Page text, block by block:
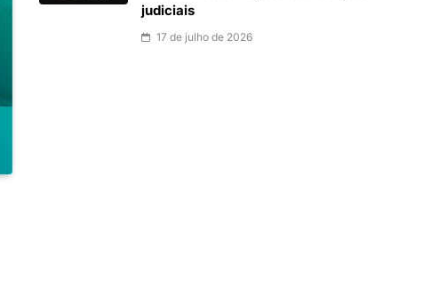
judiciais
17 de julho de 2026